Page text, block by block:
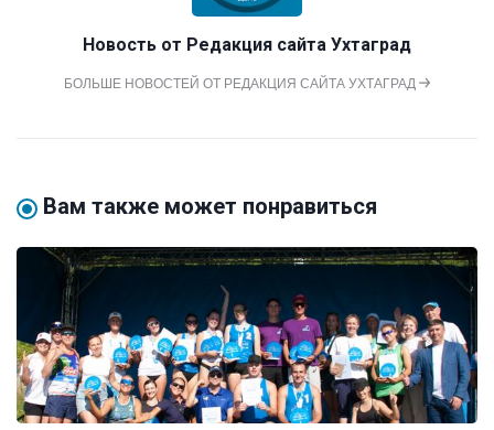
Новость от Редакция сайта Ухтаград
БОЛЬШЕ НОВОСТЕЙ ОТ РЕДАКЦИЯ САЙТА УХТАГРАД
Вам также может понравиться